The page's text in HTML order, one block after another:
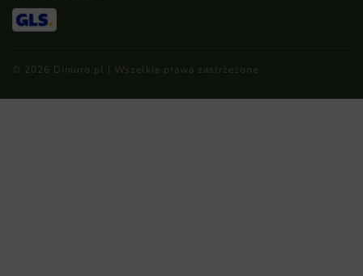
© 2026 Dimuro.pl | Wszelkie prawa zastrzeżone